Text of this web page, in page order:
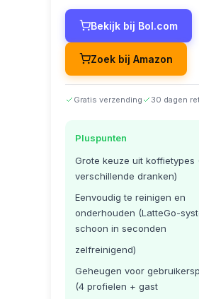
Bekijk bij Bol.com
Zoek bij Amazon
Gratis verzending 30 dagen
Pluspunten
Grote keuze uit koffietypes
verschillende dranken)
Eenvoudig te reinigen en
onderhouden (LatteGo-
schoon in seconden
zelfreinigend)
Geheugen voor
(4 profielen + gast